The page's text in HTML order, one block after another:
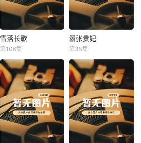
雪落长歌
雪落长歌
第106集
嚣张贵妃
嚣张贵妃
第35集